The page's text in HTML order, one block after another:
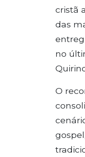
cristã
das
no
O